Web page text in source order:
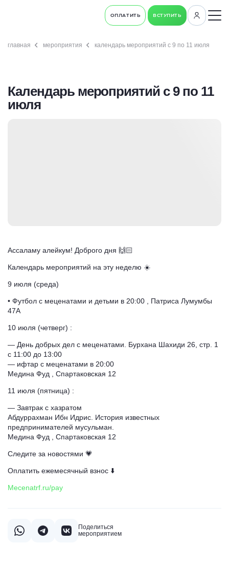
ОПЛАТИТЬ ВСТУПИТЬ
главная мероприятия календарь мероприятий с 9 по 11 июля
Календарь мероприятий с 9 по 11
июля
Ассаламу алейкум! Доброго дня 🙌🏻
Календарь мероприятий на эту неделю ☀️
9 июля (среда)
• Футбол с меценатами и детьми в 20:00 , Патриса Лумумбы
47А
10 июля (четверг) :
— День добрых дел с меценатами. Бурхана Шахиди 26, стр. 1
с 11:00 до 13:00
— ⁠ифтар с меценатами в 20:00
Медина Фуд , Спартаковская 12
11 июля (пятница) :
— Завтрак с хазратом
Абдуррахман Ибн Идрис. История известных
предпринимателей мусульман.
Медина Фуд , Спартаковская 12
Следите за новостями 💗
Оплатить ежемесячный взнос ⬇️
Mecenatrf.ru/pay
Поделиться
мероприятием